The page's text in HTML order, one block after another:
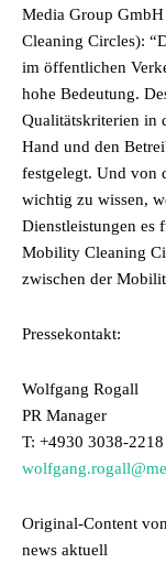
Media Group
Cleaning Circles):
im öffentlichen
hohe Bedeutung.
Qualitätskriterien in
Hand und den
festgelegt. Und von
wichtig zu wissen,
Dienstleistungen es
Mobility Cleaning
zwischen der
Pressekontakt:
Wolfgang Rogall
PR Manager
T: +4930 3038-2218
Original-Content
news aktuell